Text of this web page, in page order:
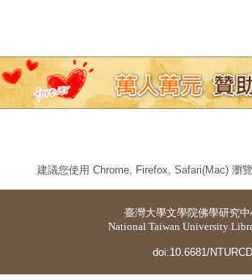
建議您使用 Chrome, Firefox, Safari(Mac) 瀏
臺灣大學文學院佛學研究
National Taiwan University
doi:10.6681/